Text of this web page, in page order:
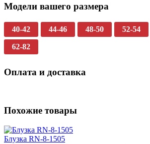
Модели вашего размера
40-42 44-46 48-50 52-54
62-82
Оплата и доставка
Похожие товары
Блузка RN-8-1505